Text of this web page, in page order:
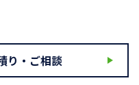
り・ご相談